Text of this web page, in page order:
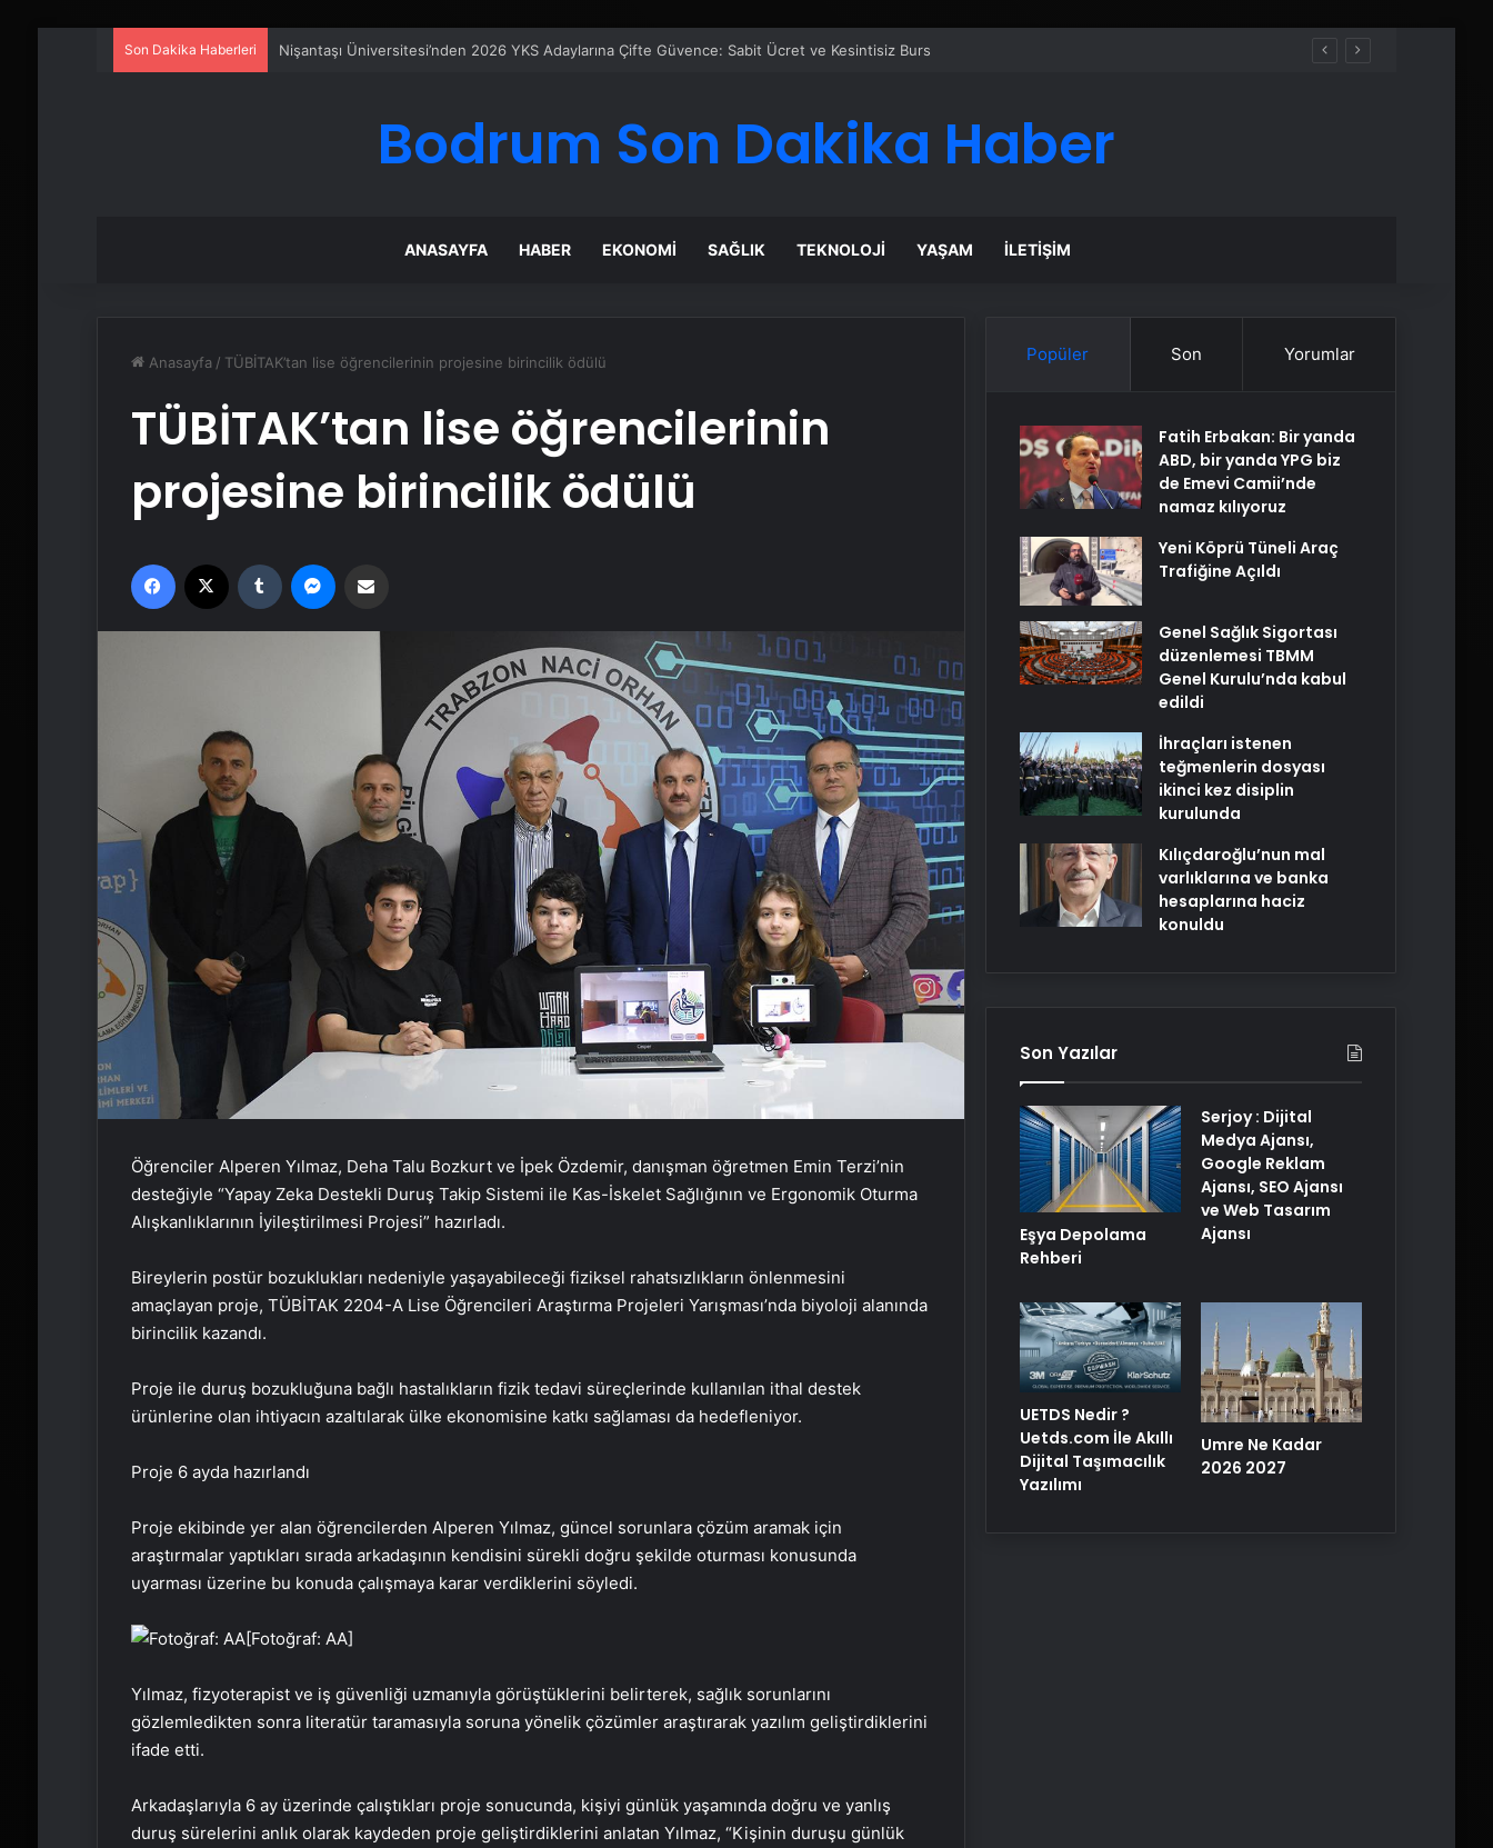
Son Dakika Haberleri Eşya Depolama Rehberi
Bodrum Son Dakika Haber
ANASAYFA HABER EKONOMI SAĞLIK TEKNOLOJI YAŞAM İLETIŞIM
Anasayfa / TÜBİTAK’tan lise öğrencilerinin projesine birincilik ödülü
TÜBİTAK’tan lise öğrencilerinin
projesine birincilik ödülü
Facebook Tumblr
Öğrenciler Alperen Yılmaz, Deha Talu Bozkurt ve İpek Özdemir, danışman öğretmen Emin Terzi’nin
desteğiyle “Yapay Zeka Destekli Duruş Takip Sistemi ile Kas-İskelet Sağlığının ve Ergonomik Oturma
Alışkanlıklarının İyileştirilmesi Projesi” hazırladı.
Bireylerin postür bozuklukları nedeniyle yaşayabileceği fiziksel rahatsızlıkların önlenmesini
amaçlayan proje, TÜBİTAK 2204-A Lise Öğrencileri Araştırma Projeleri Yarışması’nda biyoloji alanında
birincilik kazandı.
Proje ile duruş bozukluğuna bağlı hastalıkların fizik tedavi süreçlerinde kullanılan ithal destek
ürünlerine olan ihtiyacın azaltılarak ülke ekonomisine katkı sağlaması da hedefleniyor.
Proje 6 ayda hazırlandı
Proje ekibinde yer alan öğrencilerden Alperen Yılmaz, güncel sorunlara çözüm aramak için
araştırmalar yaptıkları sırada arkadaşının kendisini sürekli doğru şekilde oturması konusunda
uyarması üzerine bu konuda çalışmaya karar verdiklerini söyledi.
[Fotoğraf: AA]
Yılmaz, fizyoterapist ve iş güvenliği uzmanıyla görüştüklerini belirterek, sağlık sorunlarını
gözlemledikten sonra literatür taramasıyla soruna yönelik çözümler araştırarak yazılım geliştirdiklerini
ifade etti.
Arkadaşlarıyla 6 ay üzerinde çalıştıkları proje sonucunda, kişiyi günlük yaşamında doğru ve yanlış
duruş sürelerini anlık olarak kaydeden proje geliştirdiklerini anlatan Yılmaz, “Kişinin duruşu günlük
Popüler Son Yorumlar
Fatih Erbakan: Bir yanda
ABD, bir yanda YPG biz
de Emevi Camii’nde
namaz kılıyoruz
Yeni Köprü Tüneli Araç
Trafiğine Açıldı
Genel Sağlık Sigortası
düzenlemesi TBMM
Genel Kurulu’nda kabul
edildi
İhraçları istenen
teğmenlerin dosyası
ikinci kez disiplin
kurulunda
Kılıçdaroğlu’nun mal
varlıklarına ve banka
hesaplarına haciz
konuldu
Son Yazılar
Eşya Depolama
Rehberi
Serjoy : Dijital
Medya Ajansı,
Google Reklam
Ajansı, SEO Ajansı
ve Web Tasarım
Ajansı
UETDS Nedir ?
Uetds.com İle Akıllı
Dijital Taşımacılık
Yazılımı
Umre Ne Kadar
2026 2027